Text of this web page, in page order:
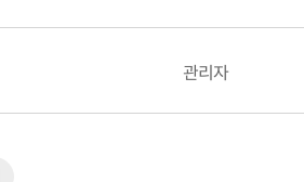
관리자